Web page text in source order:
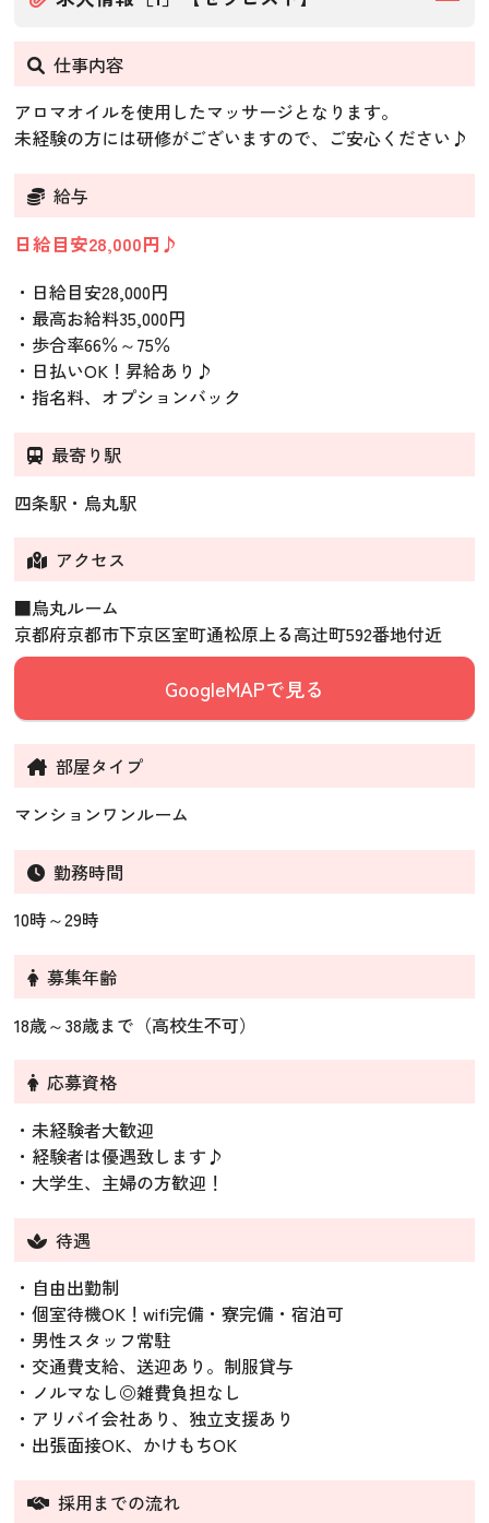
仕事内容
アロマオイルを使用したマッサージとなります。
未経験の方には研修がございますので、ご安心ください♪
給与
日給目安28,000円♪
・日給目安28,000円
・最高お給料35,000円
・歩合率66％～75％
・日払いOK！昇給あり♪
・指名料、オプションバック
最寄り駅
四条駅・烏丸駅
アクセス
■烏丸ルーム
京都府京都市下京区室町通松原上る高辻町592番地付近
GoogleMAPで見る
部屋タイプ
マンションワンルーム
勤務時間
10時～29時
募集年齢
18歳～38歳まで（高校生不可）
応募資格
・未経験者大歓迎
・経験者は優遇致します♪
・大学生、主婦の方歓迎！
待遇
・自由出勤制
・個室待機OK！wifi完備・寮完備・宿泊可
・男性スタッフ常駐
・交通費支給、送迎あり。制服貸与
・ノルマなし◎雑費負担なし
・アリバイ会社あり、独立支援あり
・出張面接OK、かけもちOK
採用までの流れ